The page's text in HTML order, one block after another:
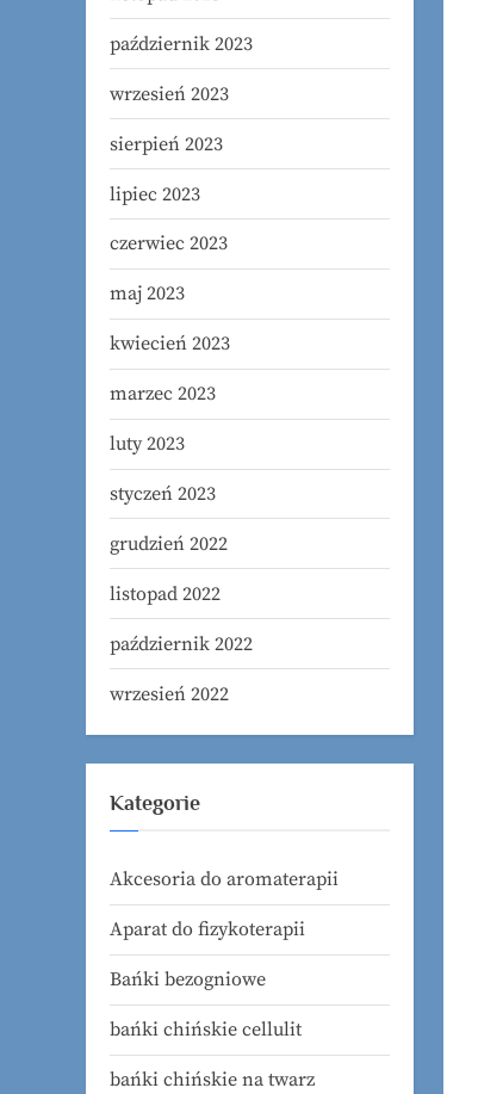
październik 2023
wrzesień 2023
sierpień 2023
lipiec 2023
czerwiec 2023
maj 2023
kwiecień 2023
marzec 2023
luty 2023
styczeń 2023
grudzień 2022
listopad 2022
październik 2022
wrzesień 2022
Kategorie
Akcesoria do aromaterapii
Aparat do fizykoterapii
Bańki bezogniowe
bańki chińskie cellulit
bańki chińskie na twarz